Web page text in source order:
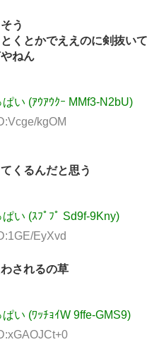
う
くとかでええのに剣抜いて
ねん
い (ｱｳｱｳｸｰ MMf3-N2bU)
kgOM
くるんだと思う
い (ｽﾌﾟﾌﾟ Sd9f-9Kny)
EyXvd
されるの草
い (ﾜｯﾁｮｲW 9ffe-GMS9)